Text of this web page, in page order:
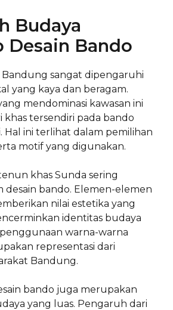
Budaya
Desain Bando
Bandung sangat dipengaruhi
yang kaya dan beragam.
mendominasi kawasan ini
khas tersendiri pada bando
Hal ini terlihat dalam pemilihan
motif yang digunakan.
khas Sunda sering
desain bando. Elemen-elemen
nilai estetika yang
identitas budaya
penggunaan warna-warna
representasi dari
Bandung.
bando juga merupakan
yang luas. Pengaruh dari